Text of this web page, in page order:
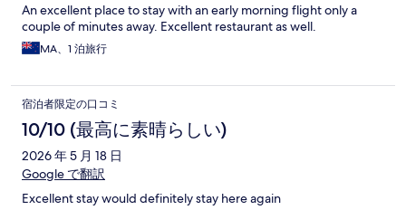
An excellent place to stay with an early morning flight only a
couple of minutes away. Excellent restaurant as well.
MA、1 泊旅行
宿泊者限定の口コミ
10/10 (最高に素晴らしい)
2026 年 5 月 18 日
Google で翻訳
Excellent stay would definitely stay here again